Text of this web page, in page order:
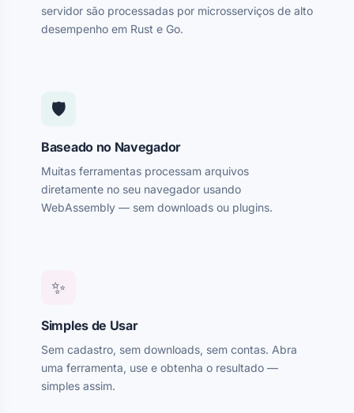
servidor são processadas por microsserviços de alto
desempenho em Rust e Go.
🛡
Baseado no Navegador
Muitas ferramentas processam arquivos
diretamente no seu navegador usando
WebAssembly — sem downloads ou plugins.
✨
Simples de Usar
Sem cadastro, sem downloads, sem contas. Abra
uma ferramenta, use e obtenha o resultado —
simples assim.